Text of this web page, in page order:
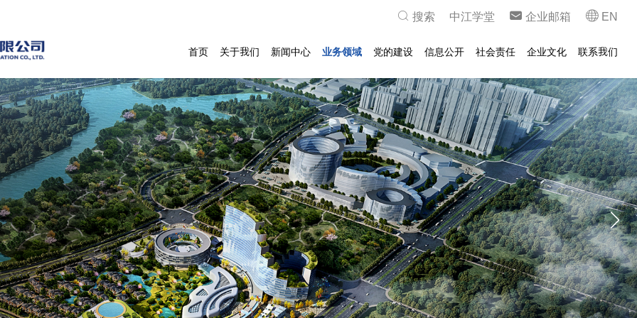
搜索 中江学堂 企业邮箱 EN
首页 关于我们 新闻中心 业务领域 党的建设 信息公开 社会责任 企业文化 联系我们